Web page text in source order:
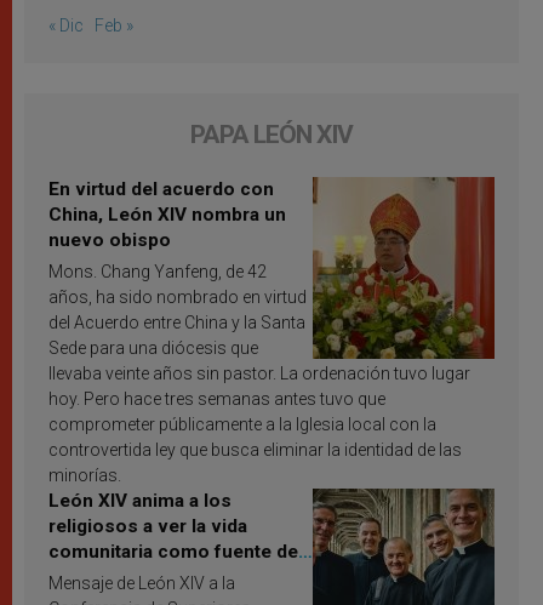
« Dic Feb »
PAPA LEÓN XIV
En virtud del acuerdo con
China, León XIV nombra un
nuevo obispo
Mons. Chang Yanfeng, de 42
años, ha sido nombrado en virtud
del Acuerdo entre China y la Santa
Sede para una diócesis que
llevaba veinte años sin pastor. La ordenación tuvo lugar
hoy. Pero hace tres semanas antes tuvo que
comprometer públicamente a la Iglesia local con la
controvertida ley que busca eliminar la identidad de las
minorías.
León XIV anima a los
religiosos a ver la vida
comunitaria como fuente de
inspiración y santificación
Mensaje de León XIV a la